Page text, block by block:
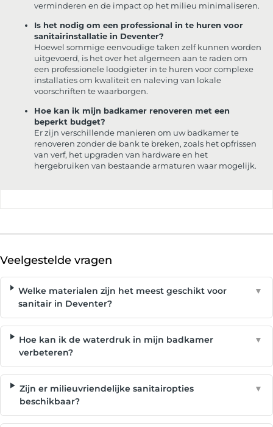
verminderen en de impact op het milieu minimaliseren.
Is het nodig om een professional in te huren voor
sanitairinstallatie in Deventer?
Hoewel sommige eenvoudige taken zelf kunnen worden
uitgevoerd, is het over het algemeen aan te raden om
een professionele loodgieter in te huren voor complexe
installaties om kwaliteit en naleving van lokale
voorschriften te waarborgen.
Hoe kan ik mijn badkamer renoveren met een
beperkt budget?
Er zijn verschillende manieren om uw badkamer te
renoveren zonder de bank te breken, zoals het opfrissen
van verf, het upgraden van hardware en het
hergebruiken van bestaande armaturen waar mogelijk.
Veelgestelde vragen
Welke materialen zijn het meest geschikt voor
sanitair in Deventer?
▼
Hoe kan ik de waterdruk in mijn badkamer
verbeteren?
▼
Zijn er milieuvriendelijke sanitairopties
beschikbaar?
▼